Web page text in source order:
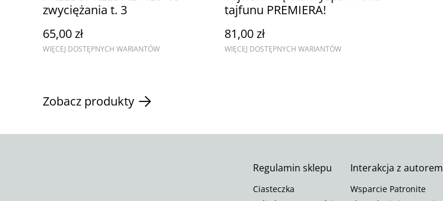
zwyciężania t. 3
65,00 zł
WIĘCEJ DOSTĘPNYCH WARIANTÓW
tajfunu PREMIERA!
81,00 zł
WIĘCEJ DOSTĘPNYCH WARIANTÓW
Zobacz produkty
Regulamin sklepu
Ciasteczka
Interakcja z autorem
Wsparcie Patronite